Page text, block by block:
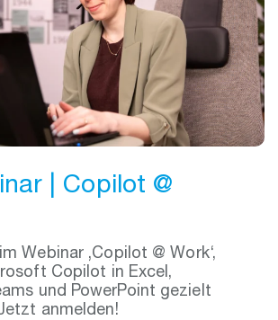
| Copilot @
Webinar ‚Copilot @ Work‘,
Copilot in Excel,
und PowerPoint gezielt
anmelden!